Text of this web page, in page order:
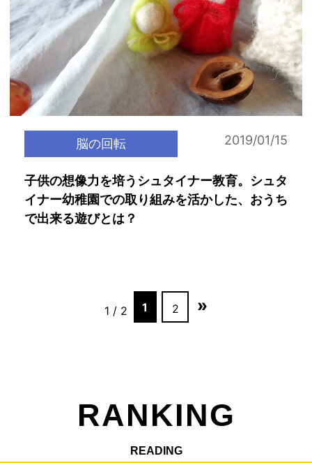
脳の回転 2019/01/15
子供の想像力を培うシュタイナー教育。シュタ
イナー幼稚園での取り組みを活かした、おうち
で出来る遊びとは？
1 / 2 1 2 »
RANKING
READING